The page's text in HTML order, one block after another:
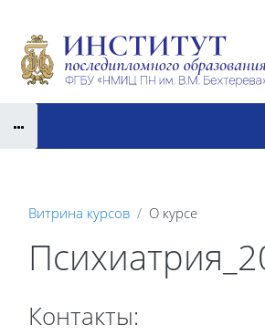
Витрина курсов О курсе
Контакты: